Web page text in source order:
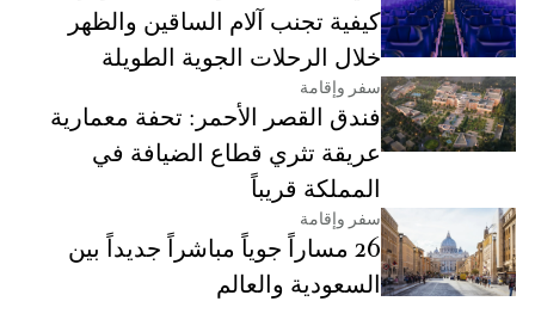
كيفية تجنب آلام الساقين والظهر
خلال الرحلات الجوية الطويلة
سفر وإقامة
فندق القصر الأحمر: تحفة معمارية
عريقة تثري قطاع الضيافة في
المملكة قريباً
سفر وإقامة
26 مساراً جوياً مباشراً جديداً بين
السعودية والعالم